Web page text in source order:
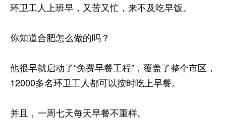
环卫工人上班早，又苦又忙，来不及吃早饭。
你知道合肥怎么做的吗？
他很早就启动了“免费早餐工程”，覆盖了整个市区，
12000多名环卫工人都可以按时吃上早餐。
并且，一周七天每天早餐不重样。